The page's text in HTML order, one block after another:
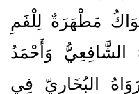
مَطْهَرَةٌ لِلْفَمِ
وَأَحْمَدُ
البُخَارِيّ فِي